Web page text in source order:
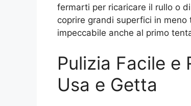
fermarti per ricaricare il rullo o
coprire grandi superfici in
impeccabile anche al primo
Pulizia Facile e
Usa e Getta